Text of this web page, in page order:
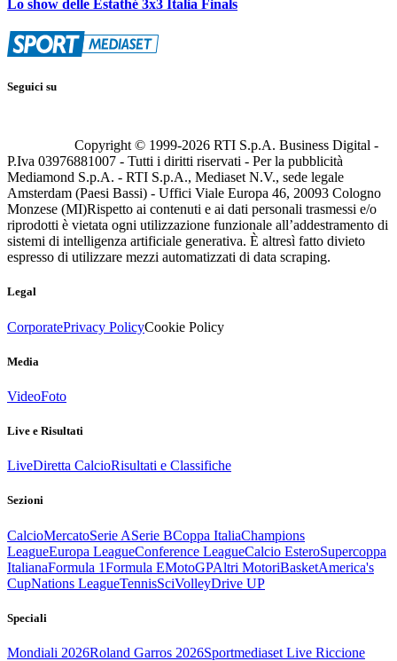
Lo show delle Estathé 3x3 Italia Finals
Seguici su
Copyright © 1999-2026 RTI S.p.A. Business Digital -
P.Iva 03976881007 - Tutti i diritti riservati - Per la pubblicità
Mediamond S.p.A. - RTI S.p.A., Mediaset N.V., sede legale
Amsterdam (Paesi Bassi) - Uffici Viale Europa 46, 20093 Cologno
Monzese (MI)Rispetto ai contenuti e ai dati personali trasmessi e/o
riprodotti è vietata ogni utilizzazione funzionale all’addestramento di
sistemi di intelligenza artificiale generativa. È altresì fatto divieto
espresso di utilizzare mezzi automatizzati di data scraping.
Legal
CorporatePrivacy PolicyCookie Policy
Media
VideoFoto
Live e Risultati
LiveDiretta CalcioRisultati e Classifiche
Sezioni
CalcioMercatoSerie ASerie BCoppa ItaliaChampions
LeagueEuropa LeagueConference LeagueCalcio EsteroSupercoppa
ItalianaFormula 1Formula EMotoGPAltri MotoriBasketAmerica's
CupNations LeagueTennisSciVolleyDrive UP
Speciali
Mondiali 2026Roland Garros 2026Sportmediaset Live Riccione